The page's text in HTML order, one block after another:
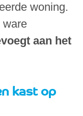
woning.
ware
aan het
kast op